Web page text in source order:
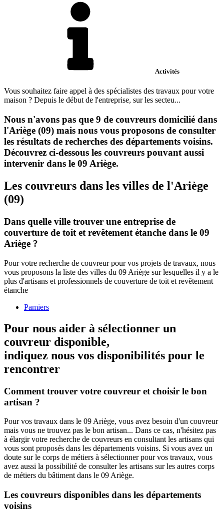
Activités
Vous souhaitez faire appel à des spécialistes des travaux pour votre
maison ? Depuis le début de l'entreprise, sur les secteu...
Nous n'avons pas que 9 de couvreurs domicilié dans
l'Ariège (09) mais nous vous proposons de consulter
les résultats de recherches des départements voisins.
Découvrez ci-dessous les couvreurs pouvant aussi
intervenir dans le 09 Ariège.
Les couvreurs dans les villes de l'Ariège
(09)
Dans quelle ville trouver une entreprise de
couverture de toit et revêtement étanche dans le 09
Ariège ?
Pour votre recherche de couvreur pour vos projets de travaux, nous
vous proposons la liste des villes du 09 Ariège sur lesquelles il y a le
plus d'artisans et professionnels de couverture de toit et revêtement
étanche
Pamiers
Pour nous aider à sélectionner un
couvreur disponible,
indiquez nous vos disponibilités pour le
rencontrer
Comment trouver votre couvreur et choisir le bon
artisan ?
Pour vos travaux dans le 09 Ariège, vous avez besoin d'un couvreur
mais vous ne trouvez pas le bon artisan... Dans ce cas, n'hésitez pas
à élargir votre recherche de couvreurs en consultant les artisans qui
vous sont proposés dans les départements voisins. Si vous avez un
doute sur le corps de métiers à sélectionner pour vos travaux, vous
avez aussi la possibilité de consulter les artisans sur les autres corps
de métiers du bâtiment dans le 09 Ariège.
Les couvreurs disponibles dans les départements
voisins